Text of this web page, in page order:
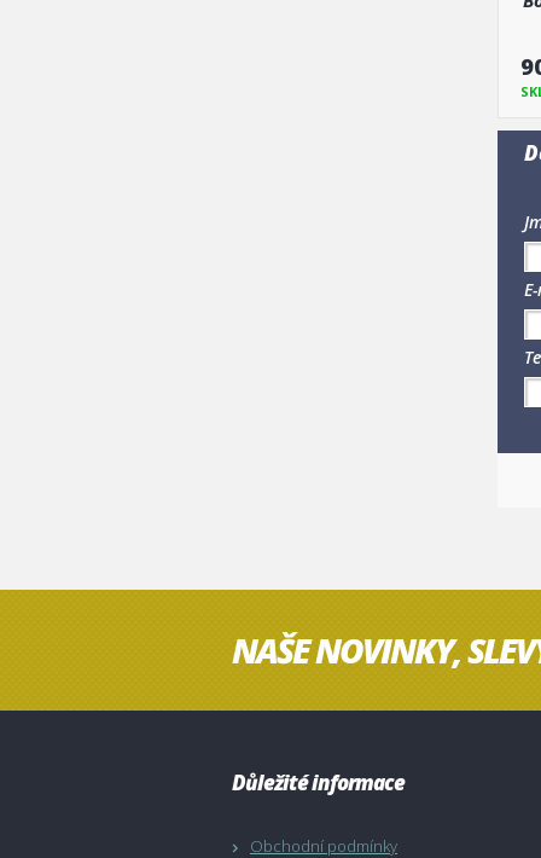
NAŠE NOVINKY,
Důležité informace
Obchodní podmínky